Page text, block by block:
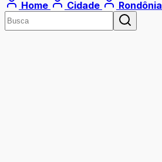
Home Cidade Rondônia